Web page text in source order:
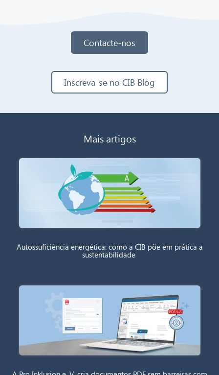
Contacte-nos
Inscreva-se no CIB Blog
Mais artigos
Autossuficiência energética: como a CIB põe em prática a
sustentabilidade